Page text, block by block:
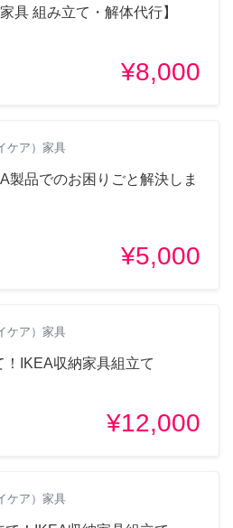
具 組み立て・解体代行】
¥8,000
ケア）家具
製品でのお困りごと解決しま
¥5,000
ケア）家具
IKEA収納家具組立て
¥12,000
ケア）家具